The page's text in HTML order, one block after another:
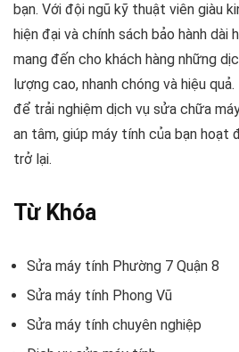
bạn. Với đội ngũ kỹ thuật viên giàu
hiện đại và chính sách bảo hành dài
mang đến cho khách hàng những
lượng cao, nhanh chóng và hiệu
để trải nghiệm dịch vụ sửa chữa
an tâm, giúp máy tính của bạn hoạt
trở lại.
Từ Khóa
Sửa máy tính Phường 7 Quận 8
Sửa máy tính Phong Vũ
Sửa máy tính chuyên nghiệp